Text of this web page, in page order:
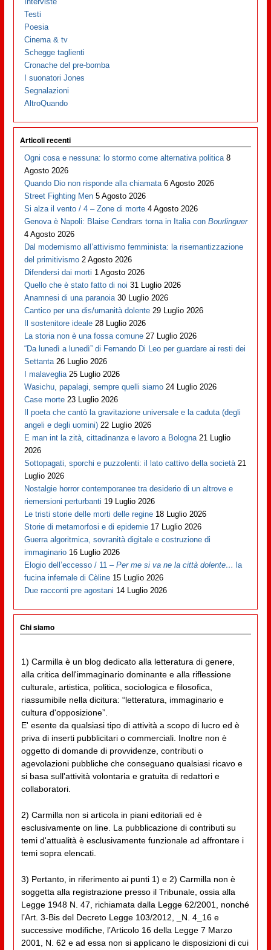
Testi
Poesia
Cinema & tv
Schegge taglienti
Cronache del pre-bomba
I suonatori Jones
Segnalazioni
AltroQuando
Articoli recenti
Ogni cosa e nessuna: lo stormo come alternativa politica 8
Agosto 2026
Quando Dio non risponde alla chiamata 6 Agosto 2026
Street Fighting Men 5 Agosto 2026
Si alza il vento / 4 – Zone di morte 4 Agosto 2026
Genova è Napoli: Blaise Cendrars torna in Italia conBourlinguer
4 Agosto 2026
Dal modernismo all’attivismo femminista: la risemantizzazione
del primitivismo 2 Agosto 2026
Difendersi dai morti 1 Agosto 2026
Quello che è stato fatto di noi 31 Luglio 2026
Anamnesi di una paranoia 30 Luglio 2026
Cantico per una dis/umanità dolente 29 Luglio 2026
Il sostenitore ideale 28 Luglio 2026
La storia non è una fossa comune 27 Luglio 2026
“Da lunedì a lunedì” di Fernando Di Leo per guardare ai resti dei
Settanta 26 Luglio 2026
I malaveglia 25 Luglio 2026
Wasichu, papalagi, sempre quelli siamo 24 Luglio 2026
Case morte 23 Luglio 2026
Il poeta che cantò la gravitazione universale e la caduta (degli
angeli e degli uomini) 22 Luglio 2026
E man int la zità, cittadinanza e lavoro a Bologna 21 Luglio
2026
Sottopagati, sporchi e puzzolenti: il lato cattivo della società 21
Luglio 2026
Nostalgie horror contemporanee tra desiderio di un altrove e
riemersioni perturbanti 19 Luglio 2026
Le tristi storie delle morti delle regine 18 Luglio 2026
Storie di metamorfosi e di epidemie 17 Luglio 2026
Guerra algoritmica, sovranità digitale e costruzione di
immaginario 16 Luglio 2026
Elogio dell’eccesso / 11 –Per me si va ne la città dolente… la
fucina infernale di Cèline 15 Luglio 2026
Due racconti pre agostani 14 Luglio 2026
Chi siamo
1) Carmilla è un blog dedicato alla letteratura di genere,
alla critica dell'immaginario dominante e alla riflessione
culturale, artistica, politica, sociologica e filosofica,
riassumibile nella dicitura: “letteratura, immaginario e
cultura d'opposizione”.
E' esente da qualsiasi tipo di attività a scopo di lucro ed è
priva di inserti pubblicitari o commerciali. Inoltre non è
oggetto di domande di provvidenze, contributi o
agevolazioni pubbliche che conseguano qualsiasi ricavo e
si basa sull'attività volontaria e gratuita di redattori e
collaboratori.
2) Carmilla non si articola in piani editoriali ed è
esclusivamente on line. La pubblicazione di contributi su
temi d'attualità è esclusivamente funzionale ad affrontare i
temi sopra elencati.
3) Pertanto, in riferimento ai punti 1) e 2) Carmilla non è
soggetta alla registrazione presso il Tribunale, ossia alla
Legge 1948 N. 47, richiamata dalla Legge 62/2001, nonché
l’Art. 3-Bis del Decreto Legge 103/2012, _N. 4_16 e
successive modifiche, l’Articolo 16 della Legge 7 Marzo
2001, N. 62 e ad essa non si applicano le disposizioni di cui